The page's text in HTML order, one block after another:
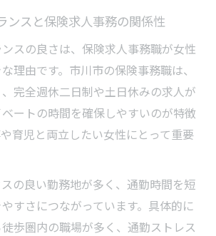
ンスと保険求人事務の関係性
スの良さは、保険求人事務職が女性
理由です。市川市の保険事務職は、
完全週休二日制や土日休みの求人が
ートの時間を確保しやすいのが特徴
育児と両立したい女性にとって重要
の良い勤務地が多く、通勤時間を短
すさにつながっています。具体的に
歩圏内の職場が多く、通勤ストレス